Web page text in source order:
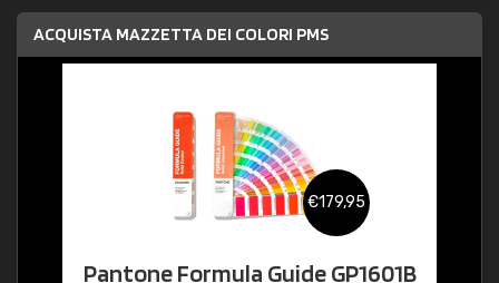
ACQUISTA MAZZETTA DEI COLORI PMS
€179,95
Pantone Formula Guide GP1601B